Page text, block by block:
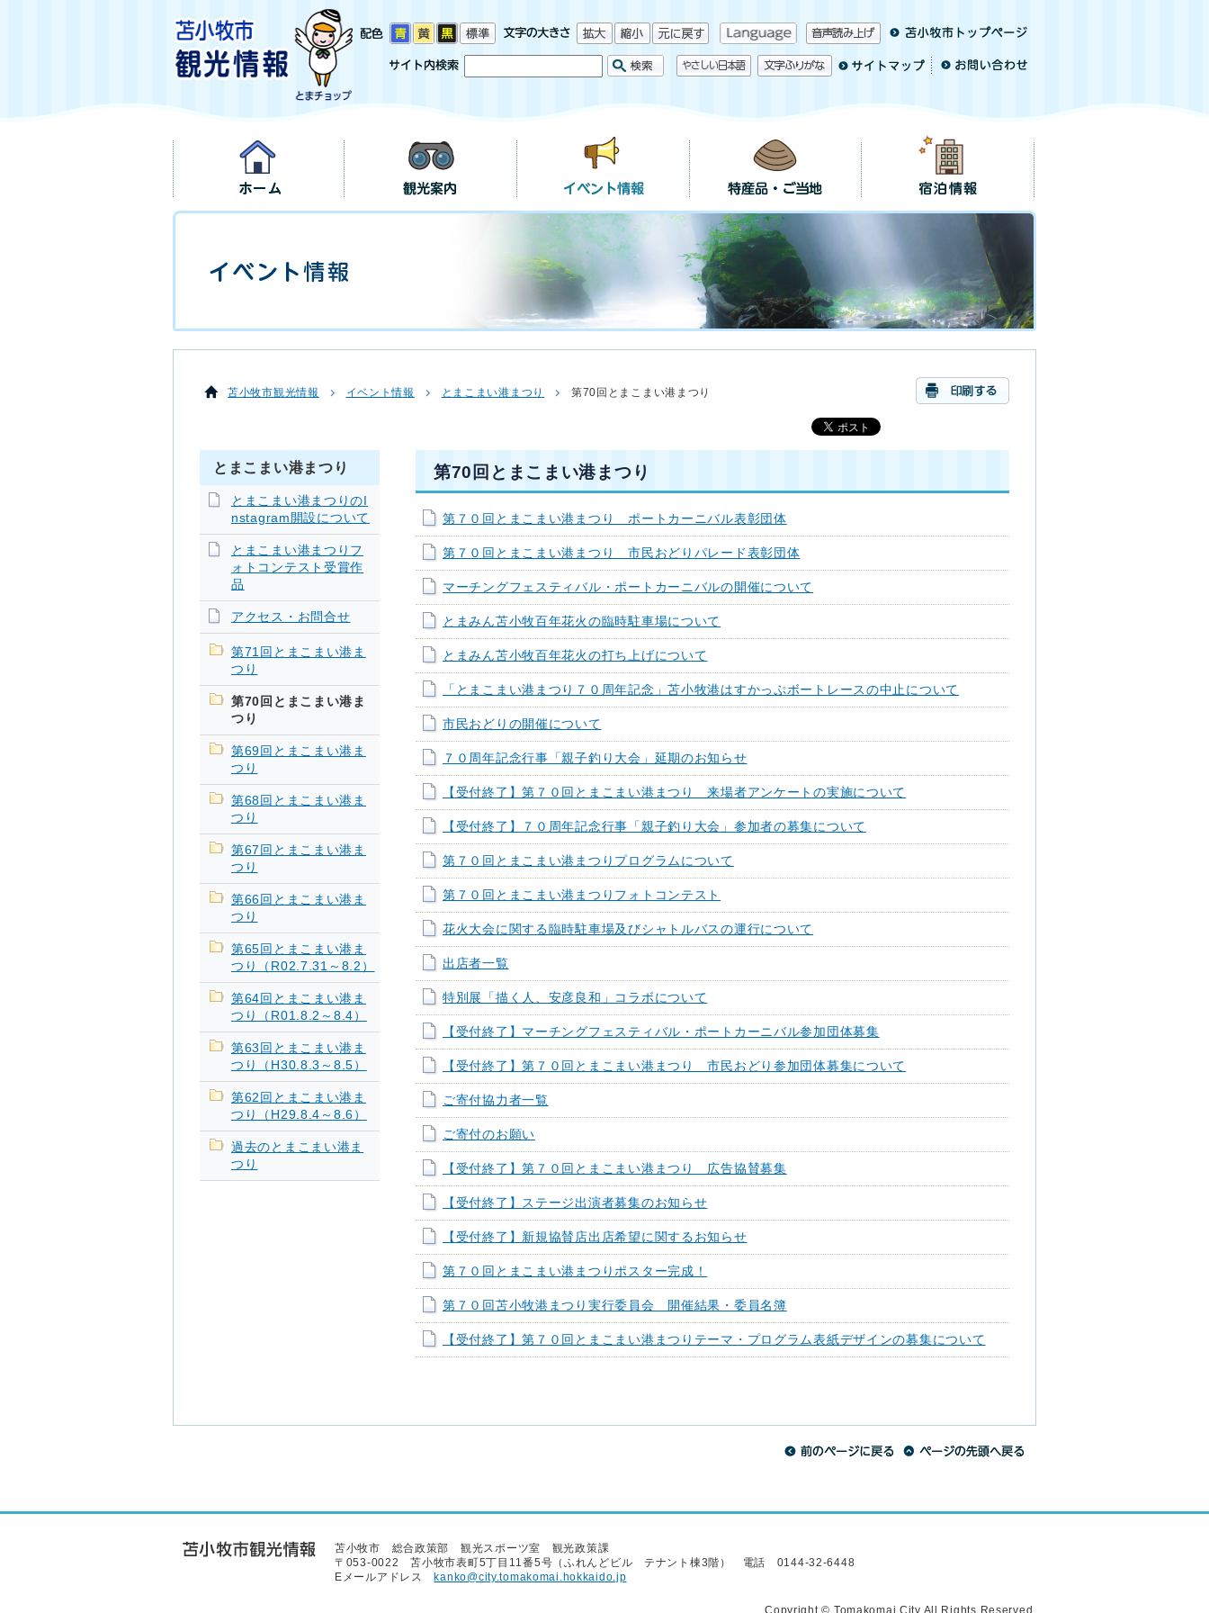
苫小牧市観光情報 イベント情報 とまこまい港まつり 第70回とまこまい港まつり
第70回とまこまい港まつり
第７０回とまこまい港まつり ポートカーニバル表彰団体
第７０回とまこまい港まつり 市民おどりパレード表彰団体
マーチングフェスティバル・ポートカーニバルの開催について
とまみん苫小牧百年花火の臨時駐車場について
とまみん苫小牧百年花火の打ち上げについて
「とまこまい港まつり７０周年記念」苫小牧港はすかっぷボートレースの中止について
市民おどりの開催について
７０周年記念行事「親子釣り大会」延期のお知らせ
【受付終了】第７０回とまこまい港まつり 来場者アンケートの実施について
【受付終了】７０周年記念行事「親子釣り大会」参加者の募集について
第７０回とまこまい港まつりプログラムについて
第７０回とまこまい港まつりフォトコンテスト
花火大会に関する臨時駐車場及びシャトルバスの運行について
出店者一覧
特別展「描く人、安彦良和」コラボについて
【受付終了】マーチングフェスティバル・ポートカーニバル参加団体募集
【受付終了】第７０回とまこまい港まつり 市民おどり参加団体募集について
ご寄付協力者一覧
ご寄付のお願い
【受付終了】第７０回とまこまい港まつり 広告協賛募集
【受付終了】ステージ出演者募集のお知らせ
【受付終了】新規協賛店出店希望に関するお知らせ
第７０回とまこまい港まつりポスター完成！
第７０回苫小牧港まつり実行委員会 開催結果・委員名簿
【受付終了】第７０回とまこまい港まつりテーマ・プログラム表紙デザインの募集について
とまこまい港まつり
とまこまい港まつりのI
nstagram開設について
とまこまい港まつりフ
ォトコンテスト受賞作
品
アクセス・お問合せ
第71回とまこまい港ま
つり
第70回とまこまい港ま
つり
第69回とまこまい港ま
つり
第68回とまこまい港ま
つり
第67回とまこまい港ま
つり
第66回とまこまい港ま
つり
第65回とまこまい港ま
つり（R02.7.31～8.2）
第64回とまこまい港ま
つり（R01.8.2～8.4）
第63回とまこまい港ま
つり（H30.8.3～8.5）
第62回とまこまい港ま
つり（H29.8.4～8.6）
過去のとまこまい港ま
つり
苫小牧市 総合政策部 観光スポーツ室 観光政策課
〒053-0022 苫小牧市表町5丁目11番5号（ふれんどビル テナント棟3階） 電話 0144-32-6448
Eメールアドレス kanko@city.tomakomai.hokkaido.jp
Copyright © Tomakomai City All Rights Reserved.